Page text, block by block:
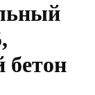
бетон